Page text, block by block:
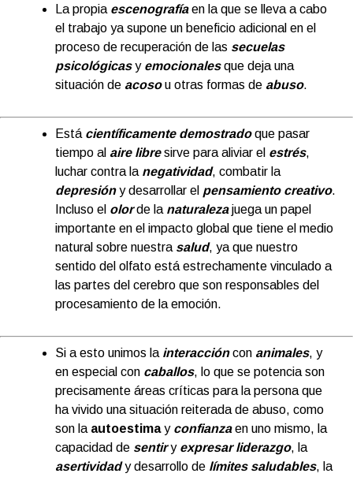
La propia escenografíaen la que se lleva a cabo
el trabajo ya supone un beneficio adicional en el
proceso de recuperación de las secuelas
psicológicas y emocionalesque deja una
situación de acosou otras formas de abuso.
Está científicamente demostradoque pasar
tiempo al aire libresirve para aliviar el estrés,
luchar contra la negatividad, combatir la
depresióny desarrollar el pensamiento creativo.
Incluso el olorde la naturalezajuega un papel
importante en el impacto global que tiene el medio
natural sobre nuestra salud, ya que nuestro
sentido del olfato está estrechamente vinculado a
las partes del cerebro que son responsables del
procesamiento de la emoción.
Si a esto unimos la interaccióncon animales, y
en especial con caballos, lo que se potencia son
precisamente áreas críticas para la persona que
ha vivido una situación reiterada de abuso, como
son la autoestimay confianzaen uno mismo, la
capacidad de sentiry expresarliderazgo, la
asertividady desarrollo de límites saludables, la